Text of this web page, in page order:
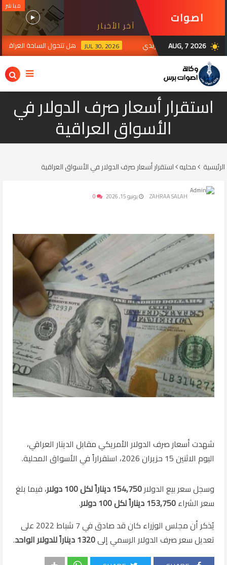
اصوات
برس
آخر الأخبار
مباشر
wb_sunny
AUG, 7 2026
من السوداني إلى الزيدي JUL 30, 2026 هل تتحول الساحة العراقية
استقرار أسعار صرف الدولار في
الأسواق العراقية
الرئيسية محليه استقرار أسعار صرف الدولار في الأسواق العراقية
ZAHRAA SALAH يونيو 15, 2026
شهدت أسعار صرف الدولار الأمريكي مقابل الدينار العراقي،
اليوم الاثنين 15 حزيران 2026، استقراراً في الأسواق المحلية.
وسجل سعر بيع الدولار154,750 ديناراً لكل 100 دولار
، فيما بلغ
سعر الشراء153,750 ديناراً لكل 100 دولار
.
يُذكر أن مجلس الوزراء كان قد صادق في 7 شباط 2022 على
تعديل سعر صرف الدولار الرسمي إلى1320 ديناراً للدولار الواحد .